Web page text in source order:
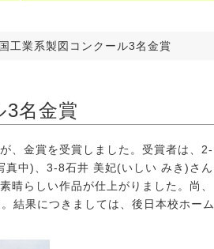
工業系製図コンクール3名金賞
3名金賞
、金賞を受賞しました。受賞者は、2-
中)、3-8石井 美妃(いしい みき)さん
晴らしい作品が仕上がりました。尚、
結果につきましては、後日本校ホーム